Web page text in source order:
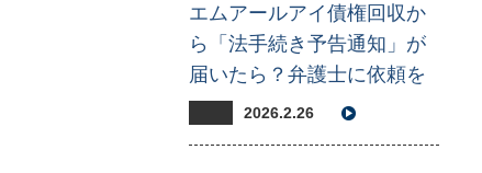
エムアールアイ債権回収か
ら「法手続き予告通知」が
届いたら？弁護士に依頼を
2026.2.26